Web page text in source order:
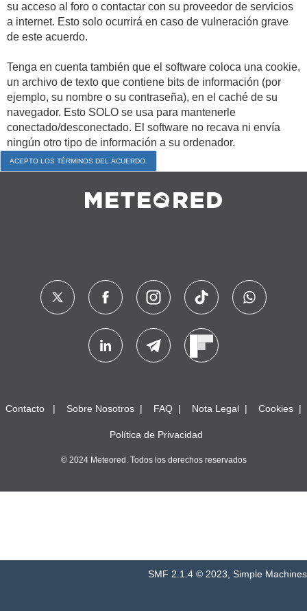
su acceso al foro o contactar con su proveedor de servicios
a internet. Esto solo ocurrirá en caso de vulneración grave
de este acuerdo.
Tenga en cuenta también que el software coloca una cookie,
un archivo de texto que contiene bits de información (por
ejemplo, su nombre o su contraseña), en el caché de su
navegador. Esto SOLO se usa para mantenerle
conectado/desconectado. El software no recava ni envía
ningún otro tipo de información a su ordenador.
Contacto Sobre Nosotros FAQ Nota Legal Cookies
Política de Privacidad
© 2024 Meteored. Todos los derechos reservados
SMF 2.1.4 © 2023 Simple Machines